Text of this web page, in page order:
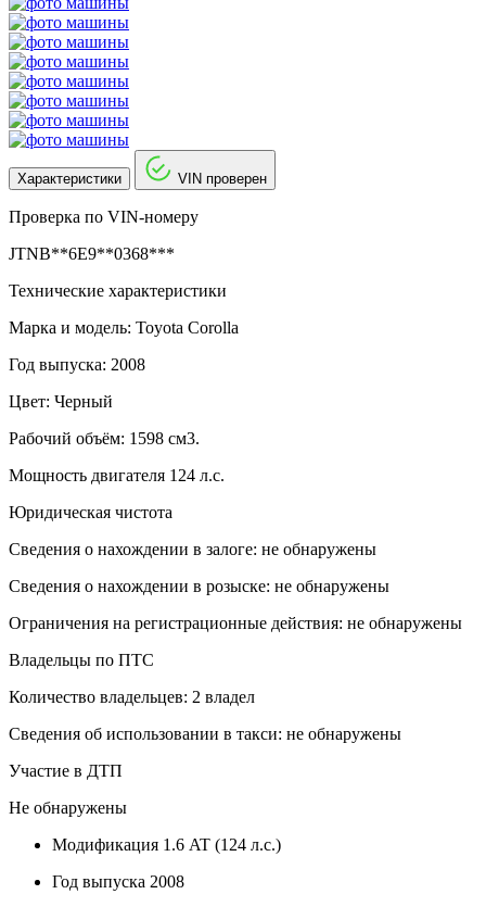
Характеристики VIN проверен
Проверка по VIN-номеру
JTNB**6E9**0368***
Технические характеристики
Марка и модель: Toyota Corolla
Год выпуска: 2008
Цвет: Черный
Рабочий объём: 1598 см3.
Мощность двигателя 124 л.с.
Юридическая чистота
Сведения о нахождении в залоге: не обнаружены
Сведения о нахождении в розыске: не обнаружены
Ограничения на регистрационные действия: не обнаружены
Владельцы по ПТС
Количество владельцев: 2 владел
Сведения об использовании в такси: не обнаружены
Участие в ДТП
Не обнаружены
Модификация 1.6 AT (124 л.с.)
Год выпуска 2008